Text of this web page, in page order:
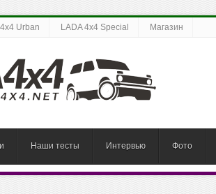
Urban LADA 4x4 Special Магазин
Наши тесты Интервью Фото